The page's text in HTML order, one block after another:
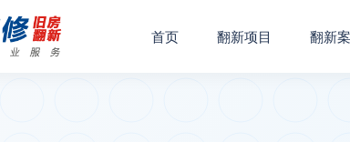
首页 翻新项目 翻新